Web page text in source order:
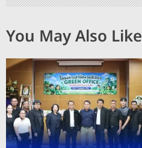
You May Also Like